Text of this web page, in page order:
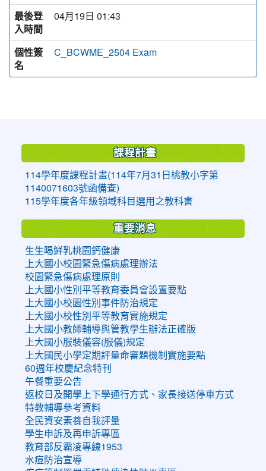
最後登
入時間
04月19日 01:43
個性簽
名
C_BCWME_2504 Exam
課程計畫
114學年度課程計畫(114年7月31日桃教小字第
1140071603號函備查)
115學年度各年級領域科目選用之教科書
重要消息
生生喝鮮乳桃園鈣健康
上大國小校園緊急傷病處理辦法
校園緊急傷病處理原則
上大國小性別平等教育委員會設置要點
上大國小校園性別事件防治規定
上大國小校性別平等教育實施規定
上大國小教師輔導與管教學生辦法正確版
上大國小服裝儀容(服儀)規定
上大國民小學定期評量命審題機制實施要點
60週年校慶紀念特刊
午餐重要公告
返校日及開學上下學通行方式、家長接送停車方式
特教輔導參考資料
全民資安素養自我評量
學生申訴及再申訴專區
教育部反霸凌專線1953
水痘防治宣導